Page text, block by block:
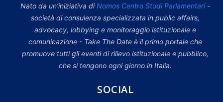
Nato da un’iniziativa di Nomos Centro Studi Parlamentari-
società di consulenza specializzata in public affairs,
advocacy, lobbying e monitoraggio istituzionale e
comunicazione - Take The Date è il primo portale che
promuove tutti gli eventi di rilievo istituzionale e pubblico,
che si tengono ogni giorno in Italia.
SOCIAL